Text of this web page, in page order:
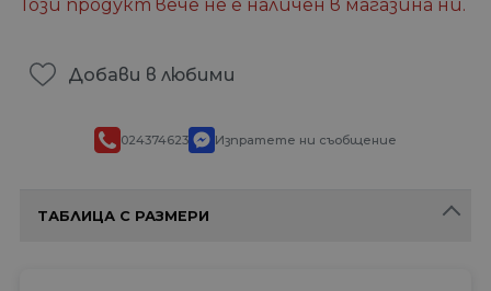
Този продукт вече не е наличен в магазина ни.
Добави в любими
024374623 Изпратете ни съобщение
ТАБЛИЦА С РАЗМЕРИ